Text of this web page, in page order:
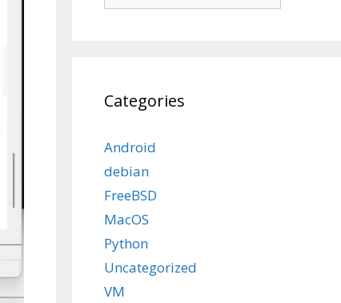
Categories
Android
debian
FreeBSD
MacOS
Python
Uncategorized
VM